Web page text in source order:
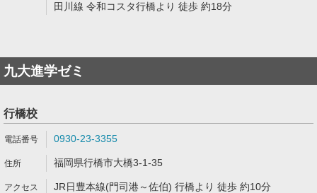
田川線 令和コスタ行橋より 徒歩 約18分
九大進学ゼミ
行橋校
0930-23-3355
福岡県行橋市大橋3-1-35
JR日豊本線(門司港～佐伯) 行橋より 徒歩 約10分